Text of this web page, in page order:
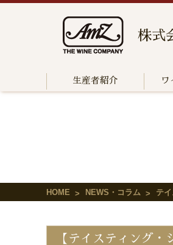
株式
生産者紹介 ワ
HOME NEWS・コラム テ
【テイスティング